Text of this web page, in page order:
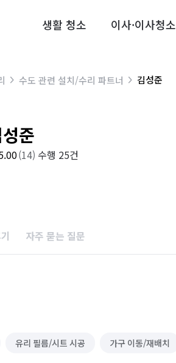
생활 청소 이사·이사청소
수도 관련 설치/수리 파트너 김성준
준
(14) 수행 25건
자주 묻는 질문
유리 필름/시트 시공 가구 이동/재배치